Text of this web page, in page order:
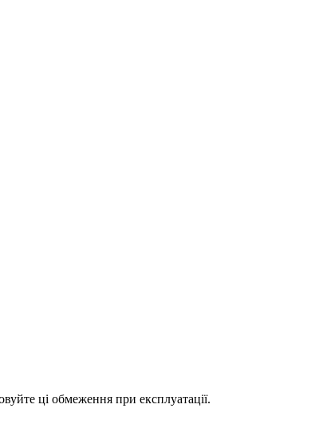
ці обмеження при експлуатації.